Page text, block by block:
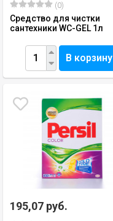
(0)
Средство для чистки
сантехники WC-GEL 1л
В корзину
195,07 руб.